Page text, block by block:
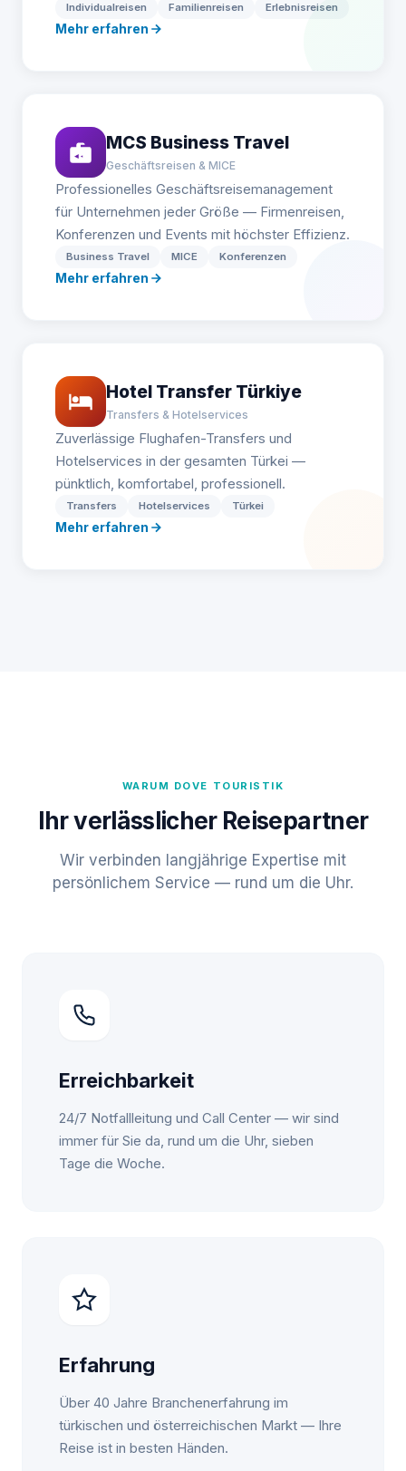
Individualreisen Familienreisen Erlebnisreisen
Mehr erfahren
MCS Business Travel
Geschäftsreisen & MICE
Professionelles Geschäftsreisemanagement
für Unternehmen jeder Größe — Firmenreisen,
Konferenzen und Events mit höchster Effizienz.
Business Travel MICE Konferenzen
Mehr erfahren
Hotel Transfer Türkiye
Transfers & Hotelservices
Zuverlässige Flughafen-Transfers und
Hotelservices in der gesamten Türkei —
pünktlich, komfortabel, professionell.
Transfers Hotelservices Türkei
Mehr erfahren
WARUM DOVE TOURISTIK
Ihr verlässlicher Reisepartner
Wir verbinden langjährige Expertise mit
persönlichem Service — rund um die Uhr.
Erreichbarkeit
24/7 Notfallleitung und Call Center — wir sind
immer für Sie da, rund um die Uhr, sieben
Tage die Woche.
Erfahrung
Über 40 Jahre Branchenerfahrung im
türkischen und österreichischen Markt — Ihre
Reise ist in besten Händen.